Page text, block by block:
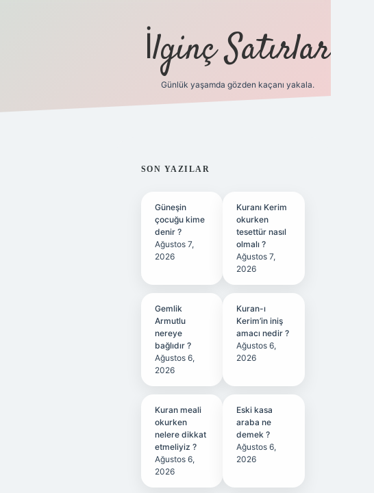
İlginç Satırlar
Günlük yaşamda gözden kaçanı yakala.
SIDEBAR
SON YAZILAR
Güneşin
çocuğu kime
denir ?
Ağustos 7,
2026
Kuranı Kerim
okurken
tesettür nasıl
olmalı ?
Ağustos 7,
2026
Gemlik
Armutlu
nereye
bağlıdır ?
Ağustos 6,
2026
Kuran-ı
Kerim’in iniş
amacı nedir ?
Ağustos 6,
2026
Kuran meali
okurken
nelere dikkat
etmeliyiz ?
Ağustos 6,
2026
Eski kasa
araba ne
demek ?
Ağustos 6,
2026